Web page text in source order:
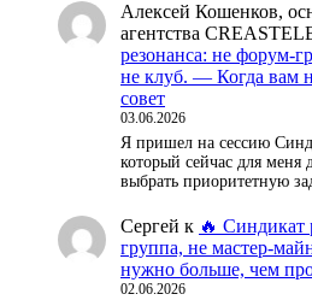
Алексей Кошенков,
агентства
резонанса: не форум-
не клуб. — Когда вам
совет
03.06.2026
Я пришел на сессию
который сейчас для меня
выбрать приоритетную
Сергей к 🔥 Синдикат
группа, не мастер-
нужно больше, чем
02.06.2026